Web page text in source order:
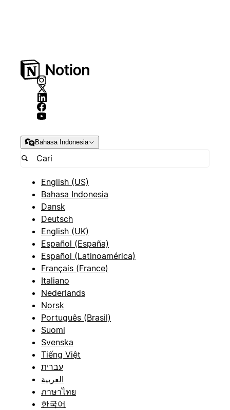
Bahasa Indonesia
English (US)
Bahasa Indonesia
Dansk
Deutsch
English (UK)
Español (España)
Español (Latinoamérica)
Français (France)
Italiano
Nederlands
Norsk
Português (Brasil)
Suomi
Svenska
Tiếng Việt
עברית
العربية
ภาษาไทย
한국어